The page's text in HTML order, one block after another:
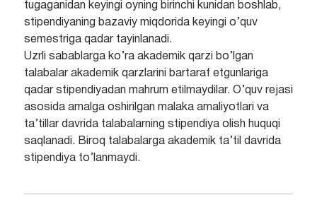
tugaganidan keyingi oyning birinchi kunidan boshlab,
stipendiyaning bazaviy miqdorida keyingi o’quv
semestriga qadar tayinlanadi.
Uzrli sabablarga ko’ra akademik qarzi bo’lgan
talabalar akademik qarzlarini bartaraf etgunlariga
qadar stipendiyadan mahrum etilmaydilar. O’quv rejasi
asosida amalga oshirilgan malaka amaliyotlari va
ta’tillar davrida talabalarning stipendiya olish huquqi
saqlanadi. Biroq talabalarga akademik ta’til davrida
stipendiya to’lanmaydi.